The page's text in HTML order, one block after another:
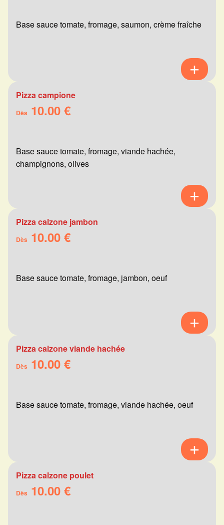
Base sauce tomate, fromage, saumon, crème fraîche
Pizza campione
Dès 10.00 €
Base sauce tomate, fromage, viande hachée,
champignons, olives
Pizza calzone jambon
Dès 10.00 €
Base sauce tomate, fromage, jambon, oeuf
Pizza calzone viande hachée
Dès 10.00 €
Base sauce tomate, fromage, viande hachée, oeuf
Pizza calzone poulet
Dès 10.00 €